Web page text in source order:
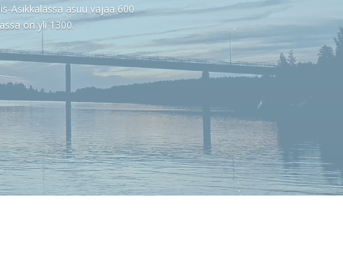
Asikkalassa asuu vajaa 600
on yli 1300.